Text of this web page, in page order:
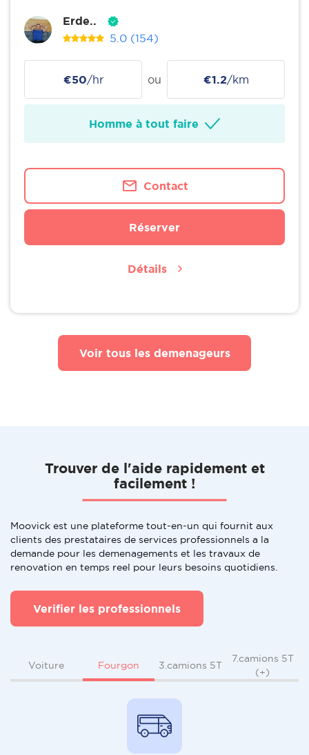
Erde..
5.0 (154)
€50/hr ou €1.2/km
Homme à tout faire
Contact
Réserver
Détails
Voir tous les demenageurs
Trouver de l'aide rapidement et
facilement !
Moovick est une plateforme tout-en-un qui fournit aux
clients des prestataires de services professionnels a la
demande pour les demenagements et les travaux de
renovation en temps reel pour leurs besoins quotidiens.
Verifier les professionnels
Voiture Fourgon 3.camions 5T
7.camions 5T
(+)